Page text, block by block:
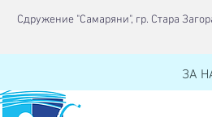
Сдружение "Самаряни", гр. Стара
ЗА